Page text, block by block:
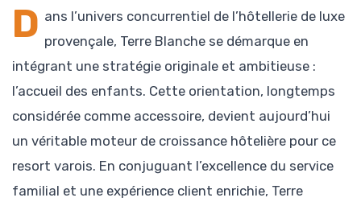
D ans l’univers concurrentiel de l’hôtellerie de luxe
provençale, Terre Blanche se démarque en
intégrant une stratégie originale et ambitieuse :
l’accueil des enfants. Cette orientation, longtemps
considérée comme accessoire, devient aujourd’hui
un véritable moteur de croissance hôtelière pour ce
resort varois. En conjuguant l’excellence du service
familial et une expérience client enrichie, Terre